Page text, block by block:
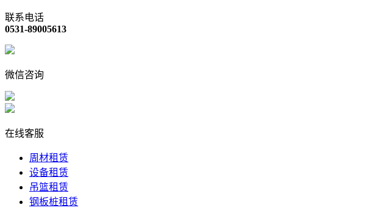
联系电话
0531-89005613
微信咨询
在线客服
周材租赁
设备租赁
吊篮租赁
钢板桩租赁